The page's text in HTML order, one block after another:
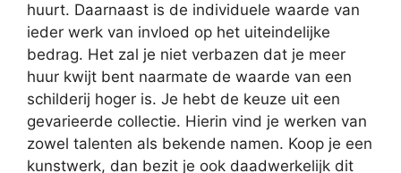
huurt. Daarnaast is de individuele waarde van
ieder werk van invloed op het uiteindelijke
bedrag. Het zal je niet verbazen dat je meer
huur kwijt bent naarmate de waarde van een
schilderij hoger is. Je hebt de keuze uit een
gevarieerde collectie. Hierin vind je werken van
zowel talenten als bekende namen. Koop je een
kunstwerk, dan bezit je ook daadwerkelijk dit